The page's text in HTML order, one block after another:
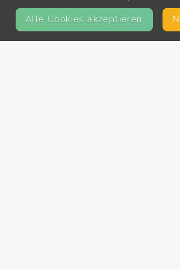
Alle Cookies akzeptieren